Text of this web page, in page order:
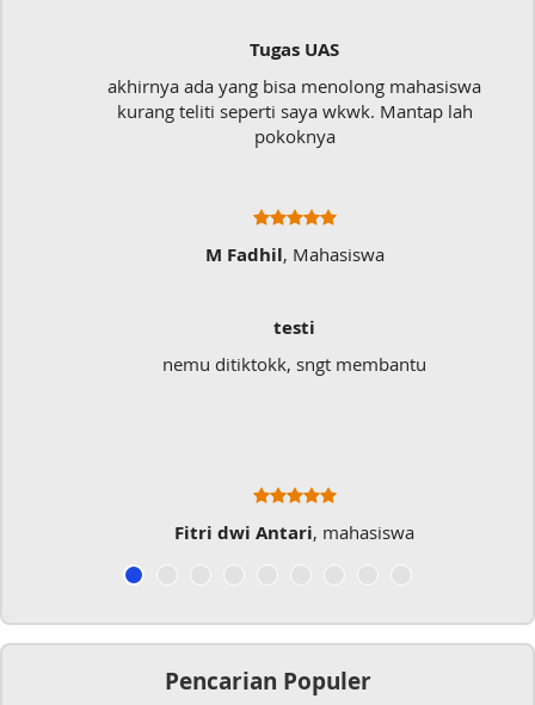
Tugas UAS
akhirnya ada yang bisa menolong mahasiswa
kurang teliti seperti saya wkwk. Mantap lah
pokoknya
M Fadhil, Mahasiswa
testi
nemu ditiktokk, sngt membantu
Fitri dwi Antari, mahasiswa
Pencarian Populer